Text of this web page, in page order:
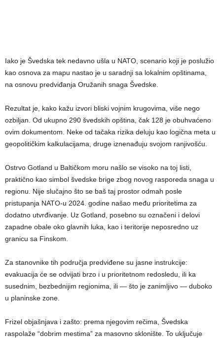
Iako je Švedska tek nedavno ušla u NATO, scenario koji je poslužio
kao osnova za mapu nastao je u saradnji sa lokalnim opštinama,
na osnovu predviđanja Oružanih snaga Švedske.
Rezultat je, kako kažu izvori bliski vojnim krugovima, više nego
ozbiljan. Od ukupno 290 švedskih opština, čak 128 je obuhvaćeno
ovim dokumentom. Neke od tačaka rizika deluju kao logična meta u
geopolitičkim kalkulacijama, druge iznenađuju svojom ranjivošću.
Ostrvo Gotland u Baltičkom moru našlo se visoko na toj listi,
praktično kao simbol švedske brige zbog novog rasporeda snaga u
regionu. Nije slučajno što se baš taj prostor odmah posle
pristupanja NATO-u 2024. godine našao među prioritetima za
dodatno utvrđivanje. Uz Gotland, posebno su označeni i delovi
zapadne obale oko glavnih luka, kao i teritorije neposredno uz
granicu sa Finskom.
Za stanovnike tih područja predviđene su jasne instrukcije:
evakuacija će se odvijati brzo i u prioritetnom redosledu, ili ka
susednim, bezbednijim regionima, ili — što je zanimljivo — duboko
u planinske zone.
Frizel objašnjava i zašto: prema njegovim rečima, Švedska
raspolaže “dobrim mestima” za masovno sklonište. To uključuje